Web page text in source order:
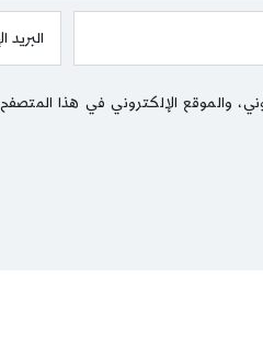
والموقع الإلكتروني في هذا